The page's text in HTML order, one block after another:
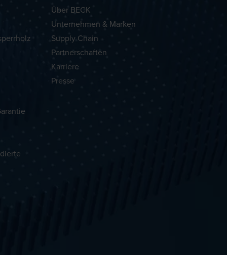
Über BECK
Unternehmen & Marken
Supply Chain
Partnerschaften
Karriere
Presse